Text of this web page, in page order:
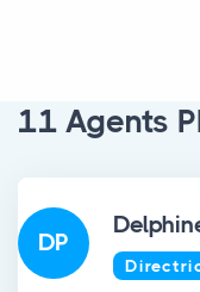
11 Agents
DP